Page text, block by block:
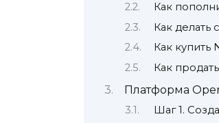
Как
Как делать
Как купить
Как
Платформа
Шаг 1.